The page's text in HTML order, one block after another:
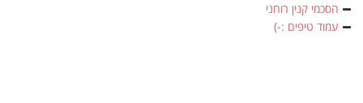
הסכמי קנין רוחני
עמוד טיפים :-)